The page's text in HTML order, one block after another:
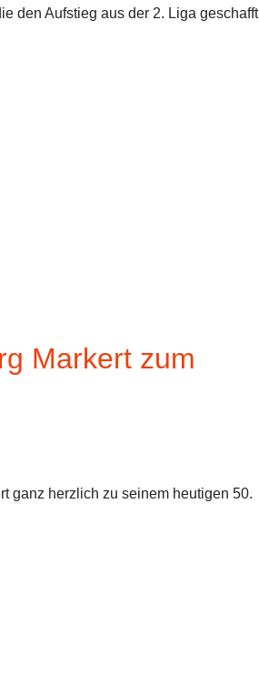
den Aufstieg aus der 2. Liga geschafft
Markert zum
ganz herzlich zu seinem heutigen 50.